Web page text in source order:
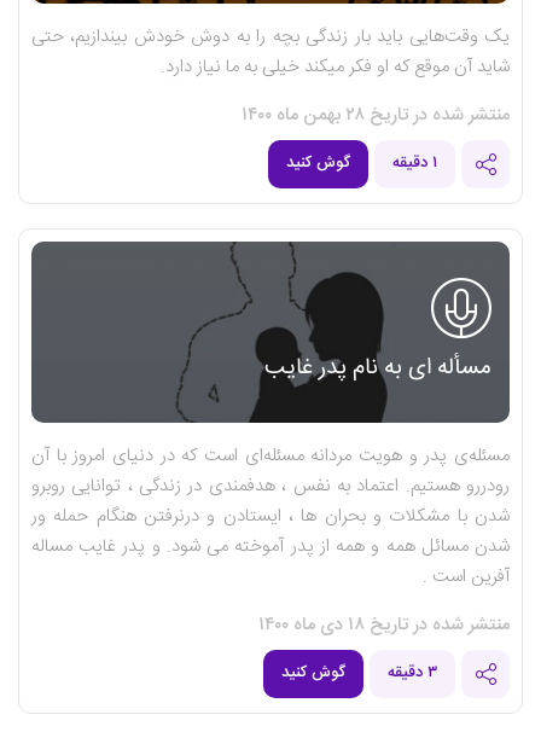
یک وقت‌هایی باید بار زندگی بچه را به دوش خودش بیندازیم، حتی
شاید آن موقع که او فکر میکند خیلی به ما نیاز دارد.
منتشر شده در تاریخ ۲۸ بهمن ماه ۱۴۰۰
۱ دقیقه گوش کنید
مسأله ای به نام پدر غایب
مسئله‌ی پدر و هویت مردانه مسئله‌ای است که در دنیای امروز با آن
رودررو هستیم. اعتماد به نفس ، هدفمندی در زندگی ، توانایی روبرو
شدن با مشکلات و بحران ها ، ایستادن و درنرفتن هنگام حمله ور
شدن مسائل همه و همه از پدر آموخته می شود. و پدر غایب مساله
آفرین است .
منتشر شده در تاریخ ۱۸ دی ماه ۱۴۰۰
۳ دقیقه گوش کنید